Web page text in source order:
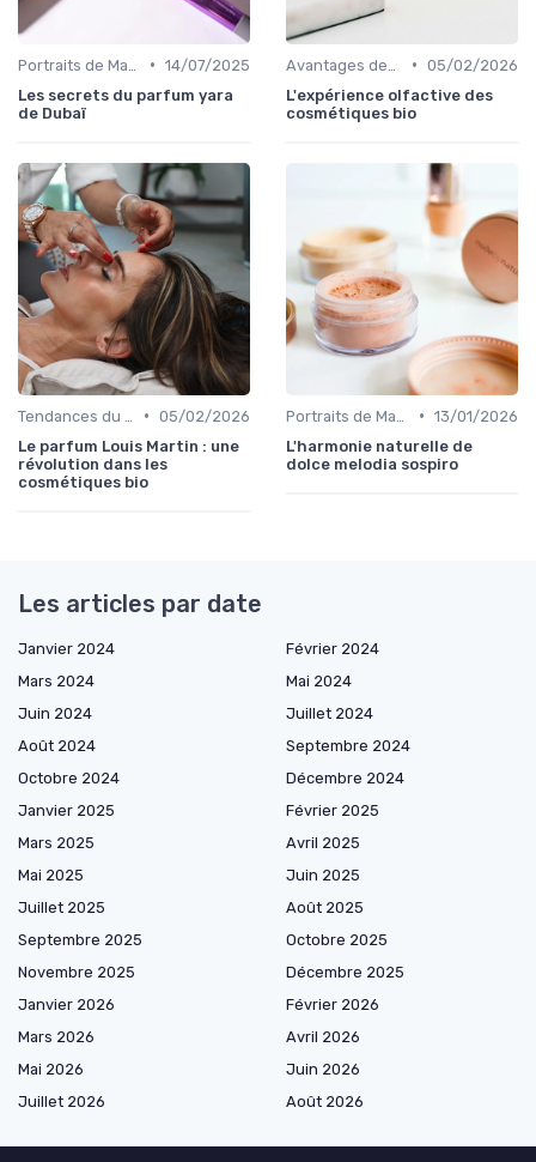
• 14/07/2025
Les secrets du parfum yara
de Dubaï
• 05/02/2026
L'expérience olfactive des
cosmétiques bio
• 05/02/2026
Le parfum Louis Martin : une
révolution dans les
cosmétiques bio
• 13/01/2026
L'harmonie naturelle de
dolce melodia sospiro
Les articles par date
Janvier 2024
Février 2024
Mars 2024
Mai 2024
Juin 2024
Juillet 2024
Août 2024
Septembre 2024
Octobre 2024
Décembre 2024
Janvier 2025
Février 2025
Mars 2025
Avril 2025
Mai 2025
Juin 2025
Juillet 2025
Août 2025
Septembre 2025
Octobre 2025
Novembre 2025
Décembre 2025
Janvier 2026
Février 2026
Mars 2026
Avril 2026
Mai 2026
Juin 2026
Juillet 2026
Août 2026